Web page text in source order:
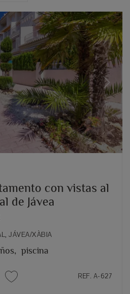
Next
con vistas al
de Jávea
JÁVEA/XÀBIA
piscina
REF. A-627